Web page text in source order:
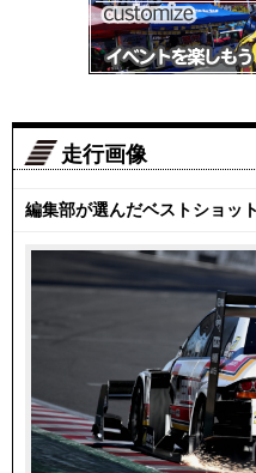
走行画像
編集部が選んだベストショット